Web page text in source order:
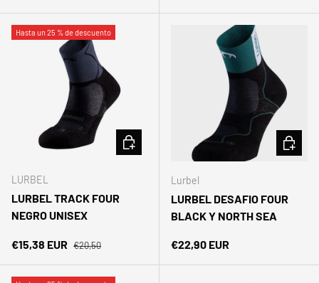
Hasta un 25 % de descuento
LURBEL
LURBEL TRACK FOUR
NEGRO UNISEX
Precio de venta
€15,38 EUR Precio normal
€20,50
ELEGIR OPCIONES
Lurbel
LURBEL DESAFIO FOUR
BLACK Y NORTH SEA
Precio normal
€22,90 EUR
ELEGIR